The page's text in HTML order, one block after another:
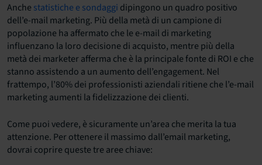
Anche statistiche e sondaggi dipingono un quadro positivo
dell’e-mail marketing. Più della metà di un campione di
popolazione ha affermato che le e-mail di marketing
influenzano la loro decisione di acquisto, mentre più della
metà dei marketer afferma che è la principale fonte di ROI e che
stanno assistendo a un aumento dell’engagement. Nel
frattempo, l’80% dei professionisti aziendali ritiene che l’e-mail
marketing aumenti la fidelizzazione dei clienti.
Come puoi vedere, è sicuramente un’area che merita la tua
attenzione. Per ottenere il massimo dall’email marketing,
dovrai coprire queste tre aree chiave: